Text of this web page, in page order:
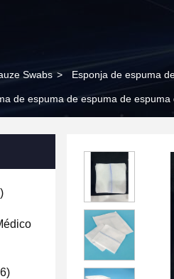
Swabs > Esponja de espuma
de espuma de espuma de